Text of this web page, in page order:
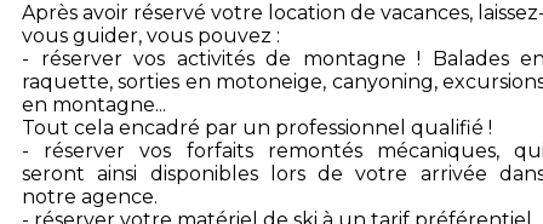
Après avoir réservé votre location de vacances,
vous guider, vous pouvez :
- réserver vos activités de montagne ! Balades
raquette, sorties en motoneige, canyoning,
en montagne...
Tout cela encadré par un professionnel qualifié !
- réserver vos forfaits remontés mécaniques,
seront ainsi disponibles lors de votre arrivée
notre agence.